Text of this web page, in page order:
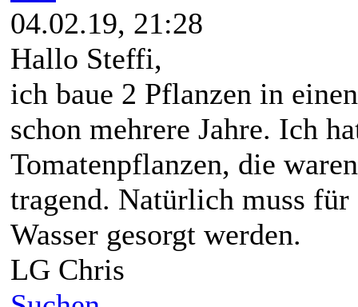
04.02.19, 21:28
Hallo Steffi,
ich baue 2 Pflanzen in
schon mehrere Jahre. Ich
Tomatenpflanzen, die
tragend. Natürlich muss
Wasser gesorgt werden.
LG Chris